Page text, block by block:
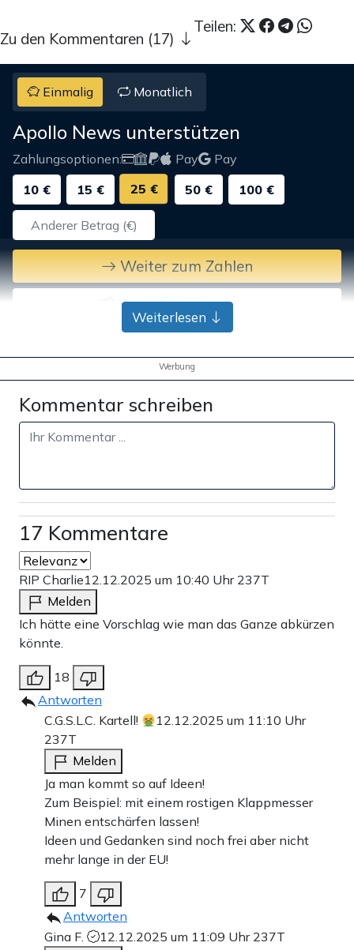
Teilen:
Zu den Kommentaren (17)
Einmalig Monatlich
Apollo News unterstützen
Zahlungsoptionen: Pay
Pay
10 €
15 € 25 € 50 € 100 €
Weiter zum Zahlen
Bank-Überweisung
Weiterlesen
Werbung
Kommentar schreiben
17 Kommentare
RIP Charlie12.12.2025 um 10:40 Uhr 237T
Melden
Ich hätte eine Vorschlag wie man das Ganze abkürzen
könnte.
18
Antworten
C.G.S.L.C. Kartell!
12.12.2025 um 11:10 Uhr
237T
Melden
Ja man kommt so auf Ideen!
Zum Beispiel: mit einem rostigen Klappmesser
Minen entschärfen lassen!
Ideen und Gedanken sind noch frei aber nicht
mehr lange in der EU!
7
Antworten
Gina F.
12.12.2025 um 11:09 Uhr 237T